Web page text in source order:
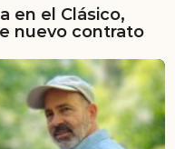
en el Clásico,
nuevo contrato